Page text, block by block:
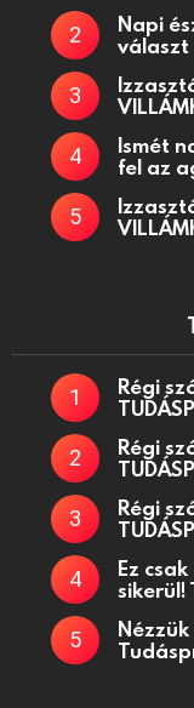
Napi
választ
Ismét
fel az
Régi
Régi
Régi
Ez
sikerül!